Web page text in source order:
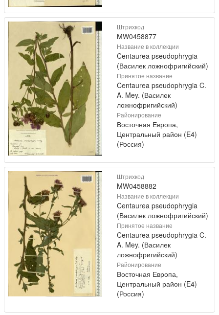
Штрихкод
MW0458877
Название в коллекции
Centaurea pseudophrygia
(Василек ложнофригийский)
Принятое название
Centaurea pseudophrygia C.
A. Mey. (Василек
ложнофригийский)
Районирование
Восточная Европа,
Центральный район (E4)
(Россия)
Штрихкод
MW0458882
Название в коллекции
Centaurea pseudophrygia
(Василек ложнофригийский)
Принятое название
Centaurea pseudophrygia C.
A. Mey. (Василек
ложнофригийский)
Районирование
Восточная Европа,
Центральный район (E4)
(Россия)